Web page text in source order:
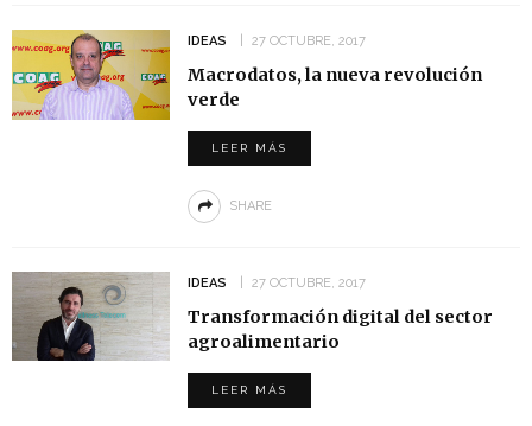
IDEAS 27 OCTUBRE, 2017
Macrodatos, la nueva revolución
verde
LEER MÁS
SHARE
IDEAS 27 OCTUBRE, 2017
Transformación digital del sector
agroalimentario
LEER MÁS